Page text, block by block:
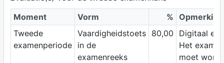
Moment
Vorm % Opmerking
Tweede
examenperiode
Vaardigheidstoets
in de
examenreeks
80,00
Digitaal
Het examen
moet